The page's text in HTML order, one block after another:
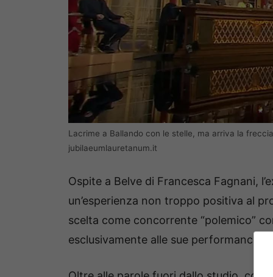
Lacrime a Ballando con le stelle, ma arriva la
jubilaeumlauretanum.it
Ospite a Belve di Francesca Fagnani,
un’esperienza non troppo positiva al
scelta come concorrente “polemico”
esclusivamente alle sue performance in